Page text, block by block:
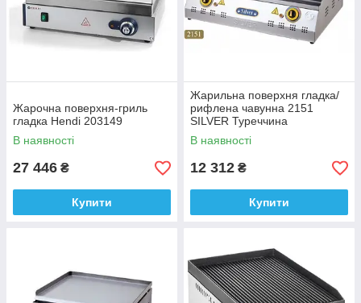
Жарочна поверхня-гриль
гладка Hendi 203149
В наявності
27 446 ₴
Купити
Жарильна поверхня гладка/
рифлена чавунна 2151
SILVER Туреччина
В наявності
12 312 ₴
Купити